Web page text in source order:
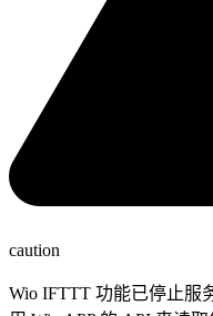
caution
Wio IFTTT 功能已停止服